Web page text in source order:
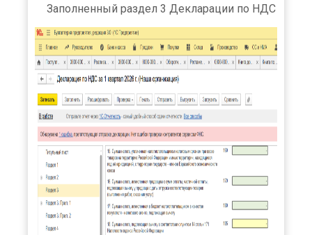
Заполненный раздел 3 Декларации по НДС